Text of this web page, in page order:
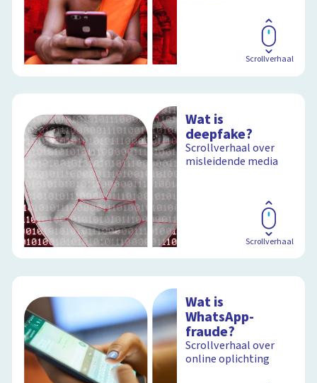
Scrollverhaal
Wat is
deepfake?
Scrollverhaal over
misleidende media
Scrollverhaal
Wat is
WhatsApp-
fraude?
Scrollverhaal over
online oplichting